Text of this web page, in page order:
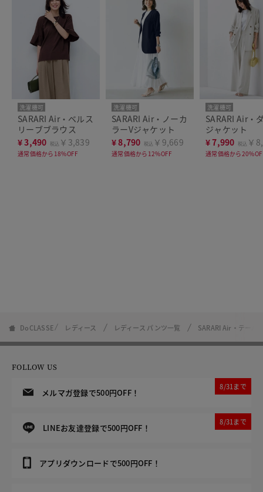
洗濯機可
SARARI Air・ベルス
リーブブラウス
¥3,490 税込 ￥3,839
通常価格から18%OFF
洗濯機可
SARARI Air・ノーカ
ラーVジャケット
¥8,790 税込 ￥9,669
通常価格から12%OFF
洗濯機可
SARARI Air・
ジャケット
¥7,990 税込 ￥
通常価格から
DoCLASSE レディース レディース パンツ一覧 SARARI Air・テーパ
FOLLOW US
メルマガ登録で500円OFF！
8/31まで
LINEお友達登録で500円OFF！
8/31まで
アプリダウンロードで500円OFF！